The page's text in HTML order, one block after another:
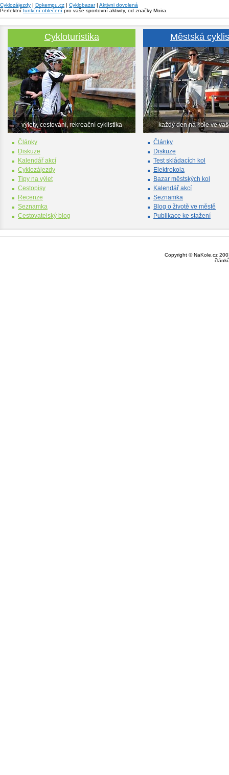
Cyklozájezdy | Dokempu.cz | Cyklobazar| Aktivni dovolená
Perfektní funkční oblečení pro vaše sportovní aktivity, od značky Moira.
Cykloturistika
výlety, cestování, rekreační cyklistika
Články
Diskuze
Kalendář akcí
Cyklozájezdy
Tipy na výlet
Cestopisy
Recenze
Seznamka
Cestovatelský blog
Městská
každý den na kole ve
Články
Diskuze
Test skládacích kol
Elektrokola
Bazar městských kol
Kalendář akcí
Seznamka
Blog o životě ve městě
Publikace ke stažení
Copyright © NaKole.cz